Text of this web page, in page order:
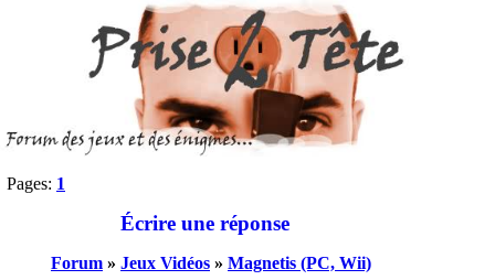
Pages: 1
Écrire une réponse
Forum » Jeux Vidéos » Magnetis (PC, Wii)